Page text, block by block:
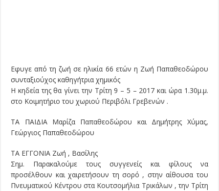
Εφυγε από τη ζωή σε ηλικία 66 ετών η Ζωή Παπαθεοδώρου
συνταξιούχος καθηγήτρια χημικός
Η κηδεία της θα γίνει την Τρίτη 9 – 5 – 2017 και ώρα 1.30μ.μ.
στο Κοιμητήριο του χωριού Περιβόλι Γρεβενών .
ΤΑ ΠΑΙΔΙΑ Μαρίζα Παπαθεοδώρου και Δημήτρης Χύμας,
Γεώργιος Παπαθεοδώρου
ΤΑ ΕΓΓΟΝΙΑ Ζωή , Βασίλης
Σημ. Παρακαλούμε τους συγγενείς και φίλους να
προσέλθουν και χαιρετήσουν τη σορό , στην αίθουσα του
Πνευματικού Κέντρου στα Κουτσομήλια Τρικάλων , την Τρίτη